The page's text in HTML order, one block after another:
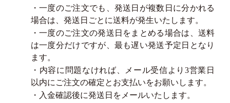
・一度のご注文でも、発送日が複数日に分かれる
場合は、発送日ごとに送料が発生いたします。
・一度のご注文の発送日をまとめる場合は、送料
は一度分だけですが、最も遅い発送予定日となり
ます。
・内容に問題なければ、メール受信より3営業日
以内にご注文の確定とお支払いをお願いします。
・入金確認後に発送日をメールいたします。